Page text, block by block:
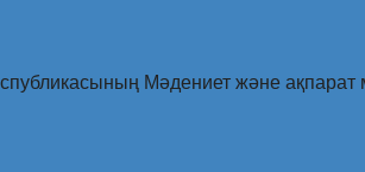
Мәдениет және ақпарат